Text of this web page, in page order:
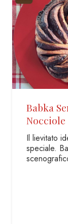
Senza
di quei
hanno…